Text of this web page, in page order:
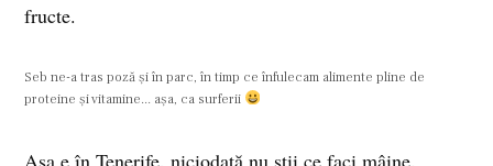
fructe.
Seb ne-a tras poză şi în parc, în timp ce înfulecam alimente pline de
proteine şi vitamine... aşa, ca surferii
Aşa e în Tenerife, niciodată nu ştii ce faci mâine.